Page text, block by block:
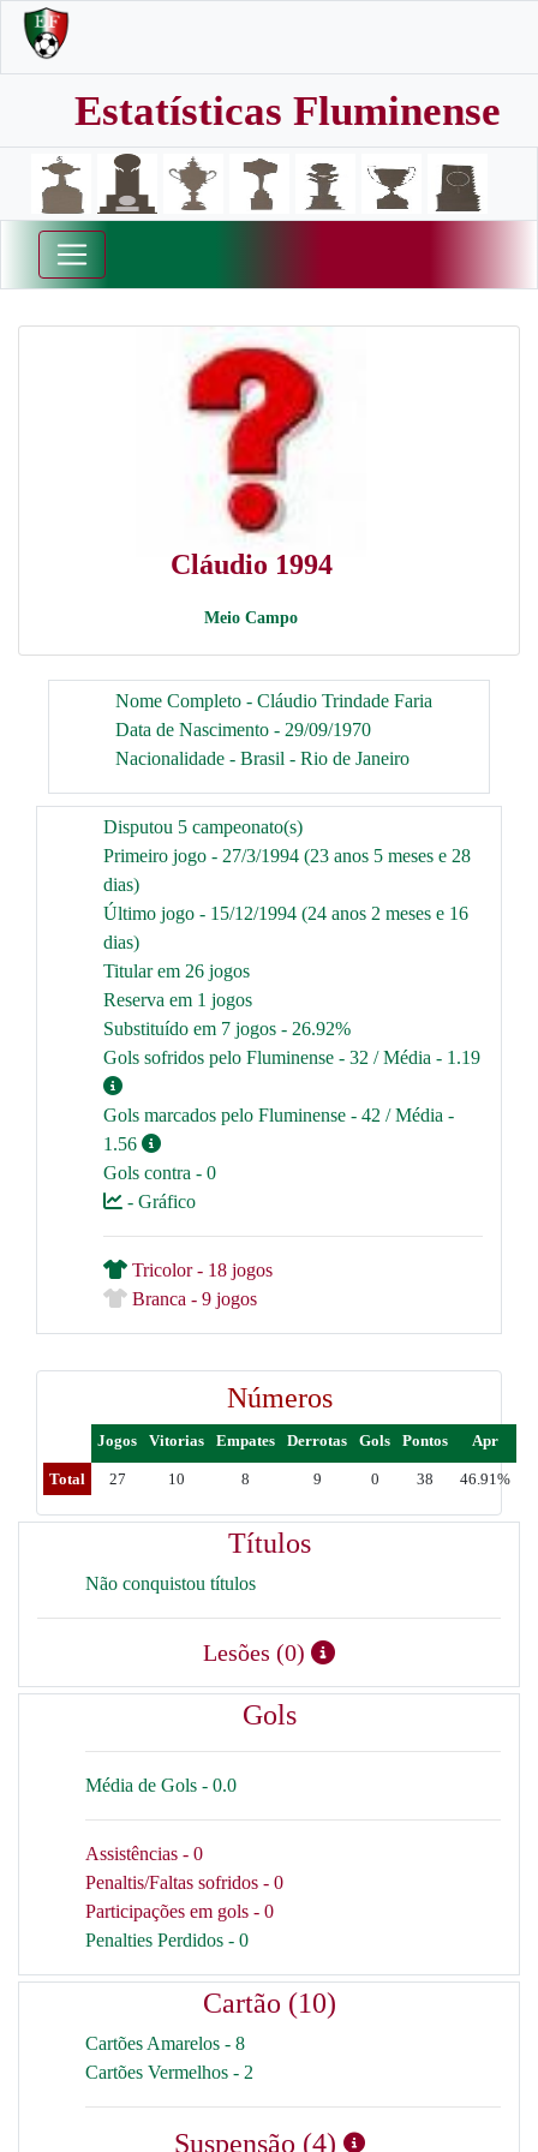
Estatísticas Fluminense
Cláudio 1994
Meio Campo
Nome Completo - Cláudio Trindade Faria
Data de Nascimento - 29/09/1970
Nacionalidade - Brasil - Rio de Janeiro
Disputou 5 campeonato(s)
Primeiro jogo - 27/3/1994 (23 anos 5 meses e 28
dias)
Último jogo - 15/12/1994 (24 anos 2 meses e 16
dias)
Titular em 26 jogos
Reserva em 1 jogos
Substituído em 7 jogos - 26.92%
Gols sofridos pelo Fluminense - 32 / Média - 1.19
Gols marcados pelo Fluminense - 42 / Média -
1.56
Gols contra - 0
- Gráfico
Tricolor - 18 jogos
Branca - 9 jogos
Números
Jogos Vitorias Empates Derrotas Gols Pontos Apr
Total 27 10 8 9 0 38 46.91%
Títulos
Não conquistou títulos
Lesões (0)
Gols
Média de Gols - 0.0
Assistências - 0
Penaltis/Faltas sofridos - 0
Participações em gols - 0
Penalties Perdidos - 0
Cartão (10)
Cartões Amarelos - 8
Cartões Vermelhos - 2
Suspensão (4)